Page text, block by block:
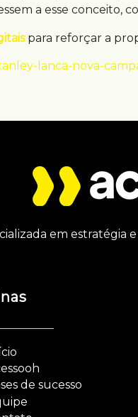
a esse conceito,
para reforçar a
lanca-nova-
em estratégia
de sucesso